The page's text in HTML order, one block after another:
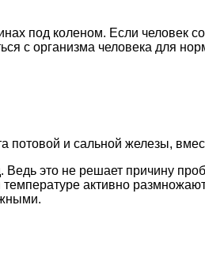
под коленом. Если человек
с организма человека для
и сальной железы,
это не решает причину
активно